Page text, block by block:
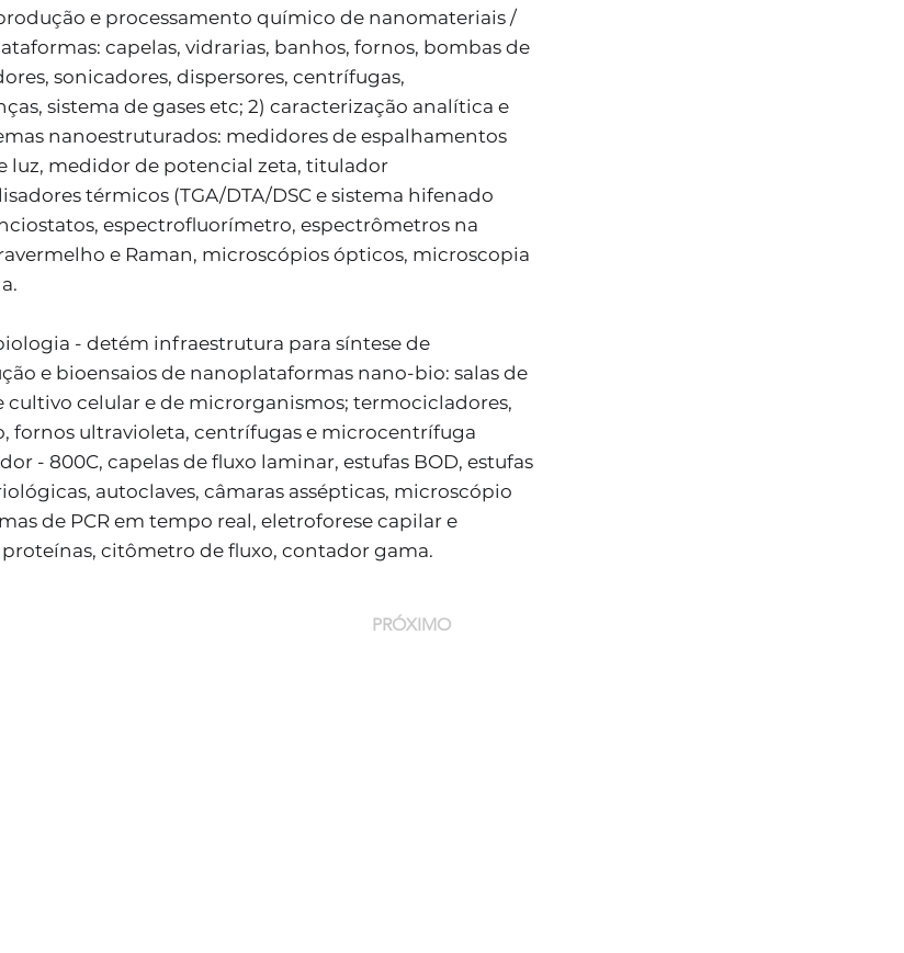
e processamento químico de nanomateriais /
capelas, vidrarias, banhos, fornos, bombas de
sonicadores, dispersores, centrífugas,
sistema de gases etc; 2) caracterização analítica e
nanoestruturados: medidores de espalhamentos
luz, medidor de potencial zeta, titulador
térmicos (TGA/DTA/DSC e sistema hifenado
espectrofluorímetro, espectrômetros na
e Raman, microscópios ópticos, microscopia
- detém infraestrutura para síntese de
e bioensaios de nanoplataformas nano-bio: salas de
cultivo celular e de microrganismos; termocicladores,
fornos ultravioleta, centrífugas e microcentrífuga
- 800C, capelas de fluxo laminar, estufas BOD, estufas
autoclaves, câmaras assépticas, microscópio
de PCR em tempo real, eletroforese capilar e
citômetro de fluxo, contador gama.
PRÓXIMO